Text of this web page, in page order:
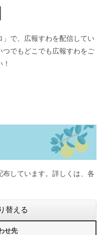
」で、広報すわを配信してい
つでもどこでも広報すわをご
しています。詳しくは、各
替える
せ先